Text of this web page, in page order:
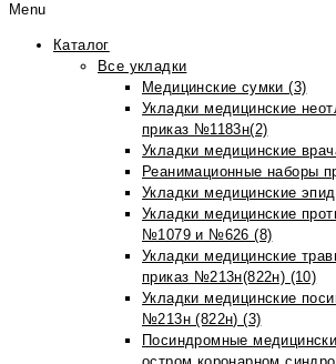
Menu
Каталог
Все укладки
Медицинские сумки (3)
Укладки медицинские
приказ №1183н(2)
Укладки медицинские
Реанимационные наборы
Укладки медицинские
Укладки медицинские
№1079 и №626 (8)
Укладки медицинские
приказ №213н(822н) (10)
Укладки медицинские
№213н (822н) (3)
Посиндромные